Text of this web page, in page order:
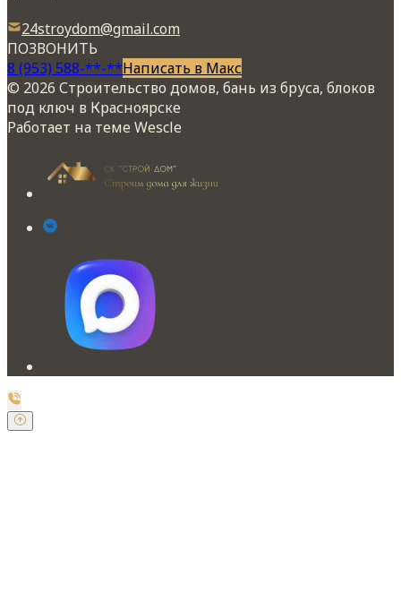
24stroydom@gmail.com
ПОЗВОНИТЬ
8 (953) 588-**-**Написать в Макс
© 2026 Строительство домов, бань из бруса, блоков
под ключ в Красноярске
Работает на теме Wescle